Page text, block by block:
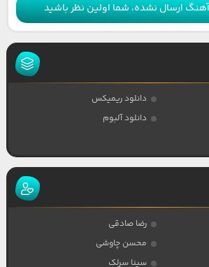
ارسال نشده، شما اولین نظر باشید
دانلود ریمیکس
دانلود آلبوم
رضا صادقی
محسن چاوشی
سینا سرلک